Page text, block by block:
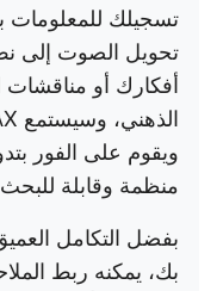
تسجيلك للمعلومات
تحويل الصوت إلى
أفكارك أو
ويقوم على الفور
منظمة وقابلة
بفضل التكامل
بك، يمكنه ربط